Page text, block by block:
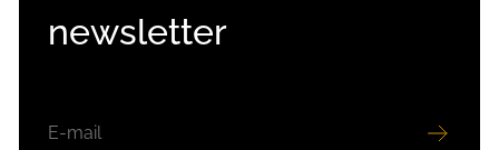
newsletter